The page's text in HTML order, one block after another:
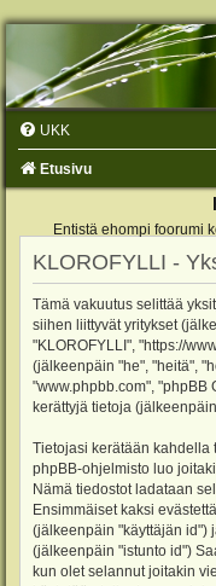
UKK
Etusivu
Entistä ehompi foorumi
KLOROFYLLI -
Tämä vakuutus selittää
siihen liittyvät yritykset
"KLOROFYLLI", "https://
(jälkeenpäin "he", "heitä",
"www.phpbb.com", "phpBB
kerättyjä tietoja
Tietojasi kerätään kahdella
phpBB-ohjelmisto luo
Nämä tiedostot ladataan
Ensimmäiset kaksi
(jälkeenpäin "käyttäjän id")
(jälkeenpäin "istunto id")
kun olet selannut joitakin